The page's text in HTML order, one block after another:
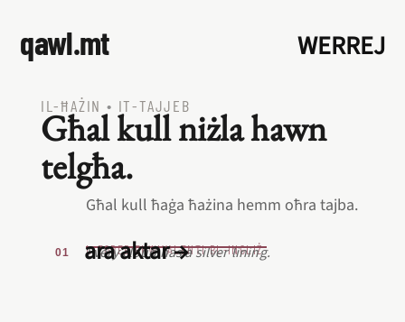
qawl.mt WERREJ
IL‑ĦAŻIN • IT‑TAJJEB
Għal kull niżla hawn
telgħa.
Għal kull ħaġa ħażina hemm oħra tajba.
L‑EQREB EKWIVALENTI BL‑INGLIŻ
Every cloud has a silver lining.
ara aktar →